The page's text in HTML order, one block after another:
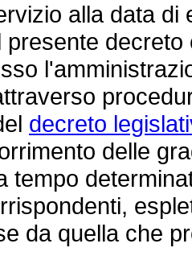
alla data di
decreto
delle
tempo
da quella che